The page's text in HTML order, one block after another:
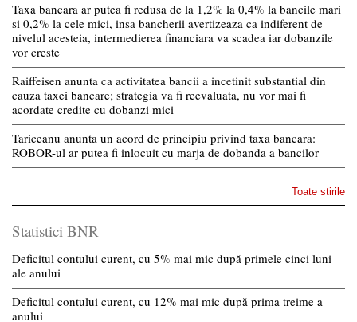
Taxa bancara ar putea fi redusa de la 1,2% la 0,4% la bancile mari
si 0,2% la cele mici, insa bancherii avertizeaza ca indiferent de
nivelul acesteia, intermedierea financiara va scadea iar dobanzile
vor creste
Raiffeisen anunta ca activitatea bancii a incetinit substantial din
cauza taxei bancare; strategia va fi reevaluata, nu vor mai fi
acordate credite cu dobanzi mici
Tariceanu anunta un acord de principiu privind taxa bancara:
ROBOR-ul ar putea fi inlocuit cu marja de dobanda a bancilor
Toate stirile
Statistici BNR
Deficitul contului curent, cu 5% mai mic după primele cinci luni
ale anului
Deficitul contului curent, cu 12% mai mic după prima treime a
anului